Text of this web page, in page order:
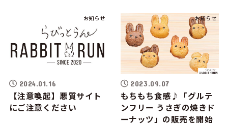
お知らせ
2024.01.16
【注意喚起】悪質サイト
にご注意ください
お知らせ
2023.09.07
もちもち食感♪「グルテ
ンフリー うさぎの焼きド
ーナッツ」の販売を開始